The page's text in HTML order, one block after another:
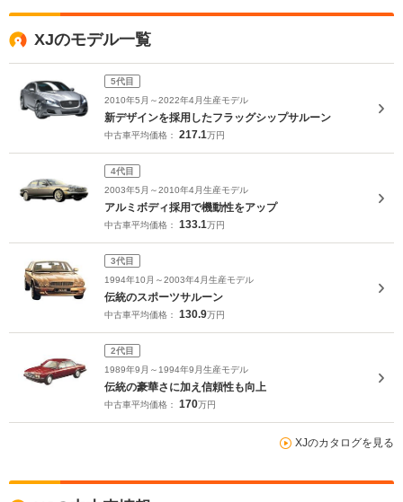
XJのモデル一覧
5代目
2010年5月～2022年4月生産モデル
新デザインを採用したフラッグシップサルーン
中古車平均価格： 217.1万円
4代目
2003年5月～2010年4月生産モデル
アルミボディ採用で機動性をアップ
中古車平均価格： 133.1万円
3代目
1994年10月～2003年4月生産モデル
伝統のスポーツサルーン
中古車平均価格： 130.9万円
2代目
1989年9月～1994年9月生産モデル
伝統の豪華さに加え信頼性も向上
中古車平均価格： 170万円
XJのカタログを見る